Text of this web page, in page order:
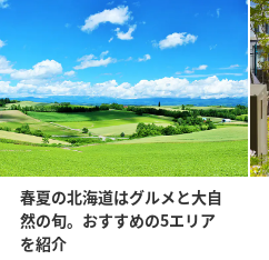
春夏の北海道はグルメと大自
然の旬。おすすめの5エリア
を紹介